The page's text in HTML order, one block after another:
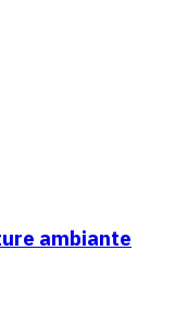
ambiante